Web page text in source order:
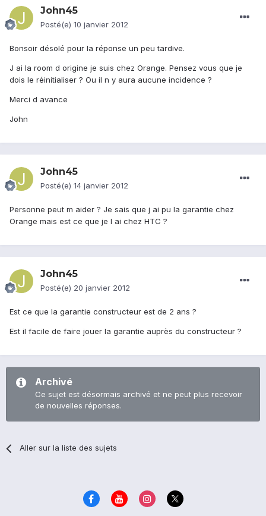
John45
Posté(e) 10 janvier 2012
Bonsoir désolé pour la réponse un peu tardive.
J ai la room d origine je suis chez Orange. Pensez vous que je
dois le réinitialiser ? Ou il n y aura aucune incidence ?
Merci d avance
John
John45
Posté(e) 14 janvier 2012
Personne peut m aider ? Je sais que j ai pu la garantie chez
Orange mais est ce que je l ai chez HTC ?
John45
Posté(e) 20 janvier 2012
Est ce que la garantie constructeur est de 2 ans ?
Est il facile de faire jouer la garantie auprès du constructeur ?
Archivé
Ce sujet est désormais archivé et ne peut plus recevoir
de nouvelles réponses.
Aller sur la liste des sujets